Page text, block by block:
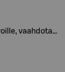
vaahdota…